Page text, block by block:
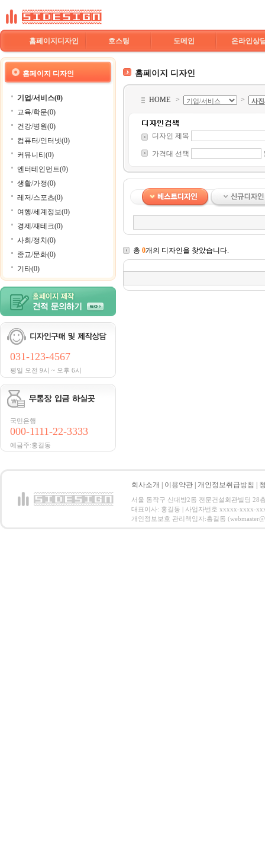
홈페이지디자인 호스팅 도메인 온라인상
홈페이지 디자인
기업/서비스(0)
교육/학문(0)
건강/병원(0)
컴퓨터/인터넷(0)
커뮤니티(0)
엔터테인먼트(0)
생활/가정(0)
레저/스포츠(0)
여행/세계정보(0)
경제/재테크(0)
사회/정치(0)
종교/문화(0)
기타(0)
031-123-4567
평일 오전 9시 ~ 오후 6시
국민은행
000-1111-22-3333
예금주:홍길동
홈페이지 디자인
HOME > >
디자인 제목
가격대 선택
총 0개의 디자인을 찾았습니다.
회사소개 이용약관 개인정보취급방침
서울 동작구 신대방2동 전문건설회관빌딩 28
대표이사: 홍길동 | 사업자번호 xxxxx-xxxx-
개인정보보호 관리책임자:홍길동